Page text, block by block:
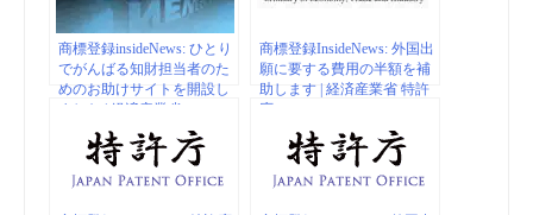
商標登録insideNews: ひとり
でがんばる知財担当者のた
めのお助けサイトを開設し
ました | 経済産業省
商標登録InsideNews: 外国出
願に要する費用の半額を補
助します | 経済産業省 特許
庁